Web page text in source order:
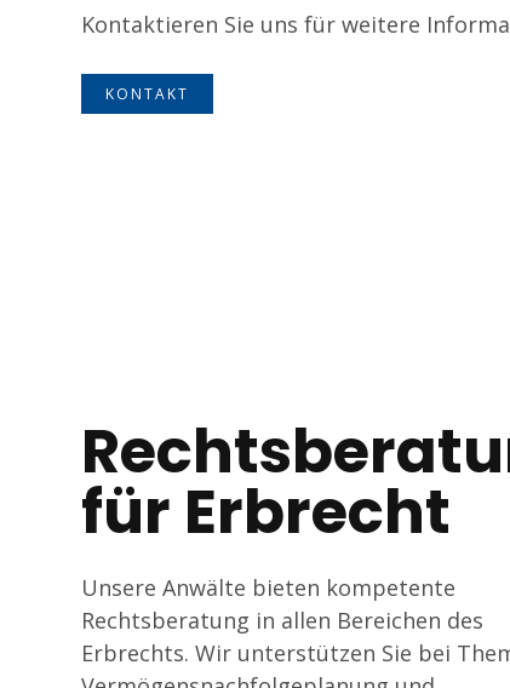
Kontaktieren Sie uns für weitere
KONTAKT
für Erbrecht
Unsere Anwälte bieten kompetente
Rechtsberatung in allen Bereichen des
Erbrechts. Wir unterstützen Sie bei